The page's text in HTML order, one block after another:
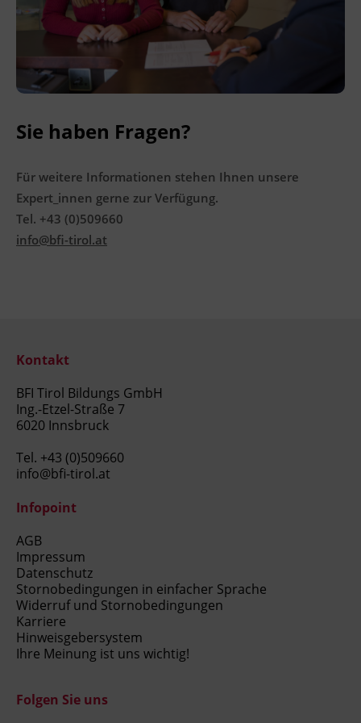
Terminübersicht
Sie haben Fragen?
Für weitere Informationen stehen Ihnen unsere
Expert_innen gerne zur Verfügung.
Tel. +43 (0)509660
info@bfi-tirol.at
Kontakt
BFI Tirol Bildungs GmbH
Ing.-Etzel-Straße 7
6020 Innsbruck
Tel. +43 (0)509660
info@bfi-tirol.at
Infopoint
AGB
Impressum
Datenschutz
Stornobedingungen in einfacher Sprache
Widerruf und Stornobedingungen
Karriere
Hinweisgebersystem
Ihre Meinung ist uns wichtig!
Folgen Sie uns